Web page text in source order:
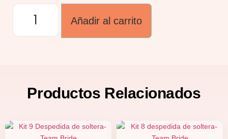
Añadir al carrito
Productos Relacionados